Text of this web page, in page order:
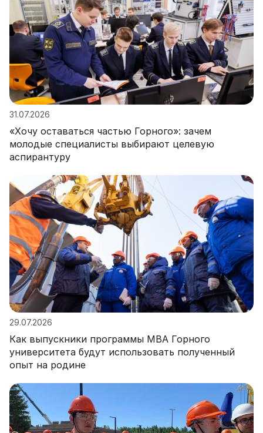
31.07.2026
«Хочу оставаться частью Горного»: зачем
молодые специалисты выбирают целевую
аспирантуру
29.07.2026
Как выпускники программы MBA Горного
университета будут использовать полученный
опыт на родине